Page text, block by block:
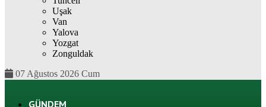
Uşak
Van
Yalova
Yozgat
Zonguldak
07 Ağustos 2026 Cum
GÜNDEM